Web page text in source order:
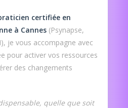
certifiée en
à Cannes (Psynapse,
je vous accompagne avec
pour activer vos ressources
des changements
quelle que soit